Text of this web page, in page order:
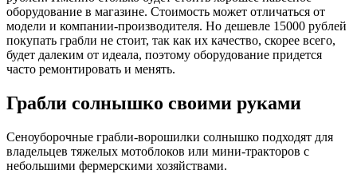
оборудование в магазине. Стоимость может отличаться от
модели и компании-производителя. Но дешевле 15000 рублей
покупать грабли не стоит, так как их качество, скорее всего,
будет далеким от идеала, поэтому оборудование придется
часто ремонтировать и менять.
Грабли солнышко своими руками
Сеноуборочные грабли-ворошилки солнышко подходят для
владельцев тяжелых мотоблоков или мини-тракторов с
небольшими фермерскими хозяйствами.